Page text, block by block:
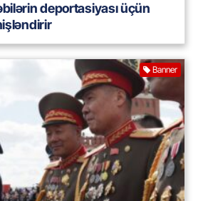
deportasiyası üçün
Banner